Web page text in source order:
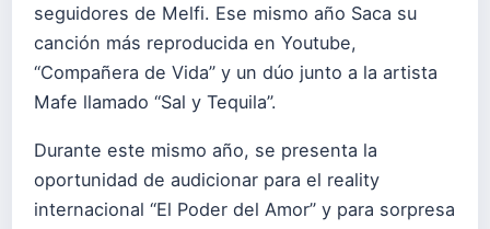
seguidores de Melfi. Ese mismo año Saca su
canción más reproducida en Youtube,
“Compañera de Vida” y un dúo junto a la artista
Mafe llamado “Sal y Tequila”.
Durante este mismo año, se presenta la
oportunidad de audicionar para el reality
internacional “El Poder del Amor” y para sorpresa